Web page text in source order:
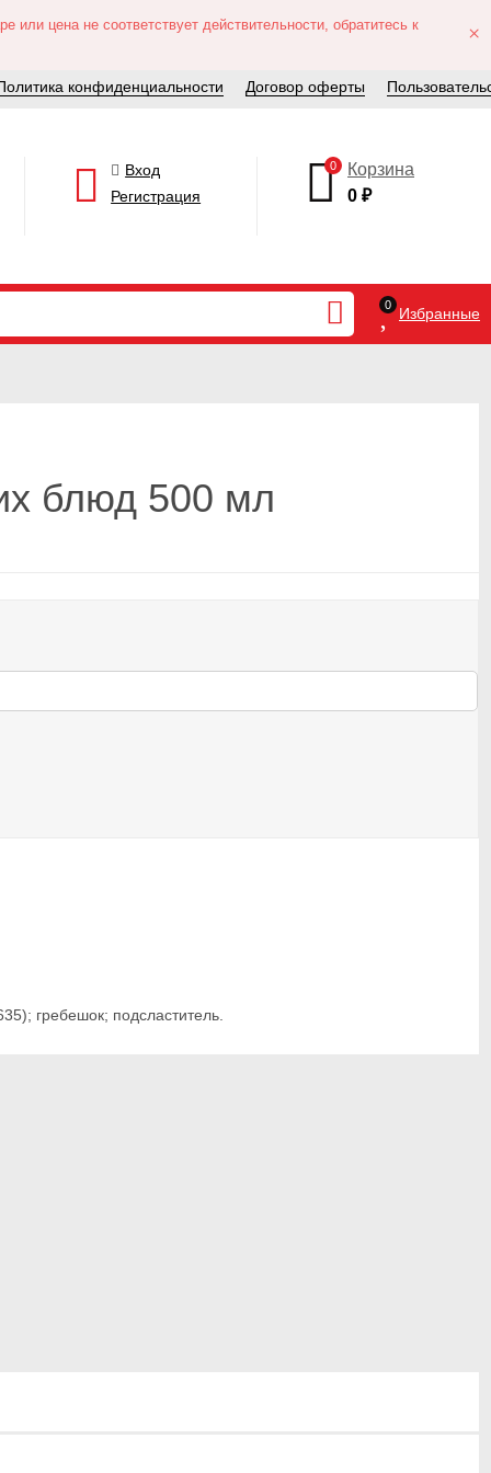
цена не соответствует действительности, обратитесь к
×
конфиденциальности Договор оферты
Вход
Регистрация
0
Корзина
0₽
0 Избранные
блюд 500 мл
гребешок; подсластитель.